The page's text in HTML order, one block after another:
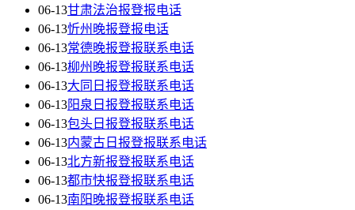
06-13甘肃法治报登报电话
06-13忻州晚报登报电话
06-13常德晚报登报联系电话
06-13柳州晚报登报联系电话
06-13大同日报登报联系电话
06-13阳泉日报登报联系电话
06-13包头日报登报联系电话
06-13内蒙古日报登报联系电话
06-13北方新报登报联系电话
06-13都市快报登报联系电话
06-13南阳晚报登报联系电话